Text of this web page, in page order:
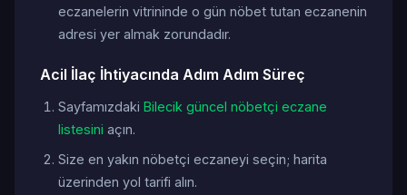
eczanelerin vitrininde o gün nöbet tutan eczanenin
adresi yer almak zorundadır.
Acil İlaç İhtiyacında Adım Adım Süreç
Sayfamızdaki Bilecik güncel nöbetçi eczane
listesini açın.
Size en yakın nöbetçi eczaneyi seçin; harita
üzerinden yol tarifi alın.